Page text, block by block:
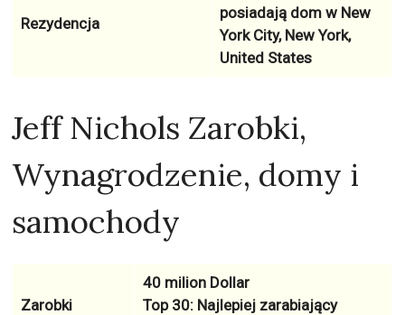
Rezydencja
posiadają dom w New
York City, New York,
United States
Jeff Nichols Zarobki,
Wynagrodzenie, domy i
samochody
Zarobki
40 milion Dollar
Top 30: Najlepiej zarabiający